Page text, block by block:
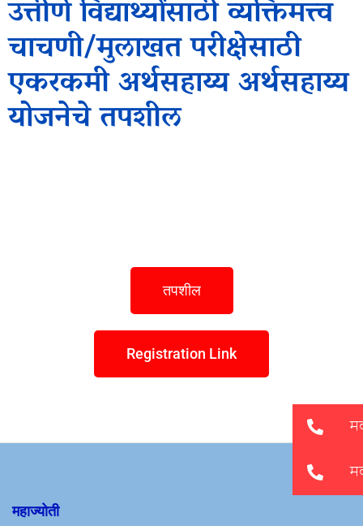
उत्तीर्ण विद्यार्थ्यांसाठी व्यक्तिमत्त्व
चाचणी/मुलाखत परीक्षेसाठी
एकरकमी अर्थसहाय्य अर्थसहाय्य
योजनेचे तपशील
तपशील
Registration Link
महाज्योती